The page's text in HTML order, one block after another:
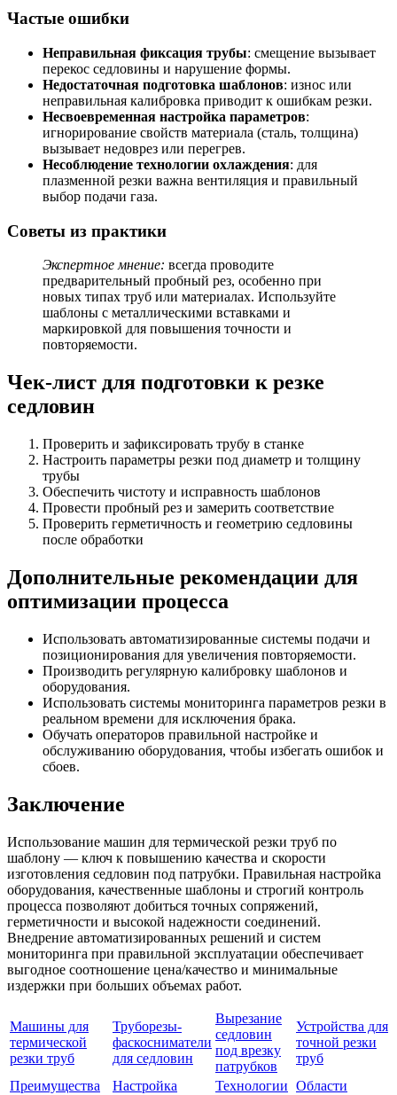
Частые ошибки
Неправильная фиксация трубы: смещение вызывает
перекос седловины и нарушение формы.
Недостаточная подготовка шаблонов: износ или
неправильная калибровка приводит к ошибкам резки.
Несвоевременная настройка параметров:
игнорирование свойств материала (сталь, толщина)
вызывает недоврез или перегрев.
Несоблюдение технологии охлаждения: для
плазменной резки важна вентиляция и правильный
выбор подачи газа.
Советы из практики
Экспертное мнение: всегда проводите
предварительный пробный рез, особенно при
новых типах труб или материалах. Используйте
шаблоны с металлическими вставками и
маркировкой для повышения точности и
повторяемости.
Чек-лист для подготовки к резке
седловин
Проверить и зафиксировать трубу в станке
Настроить параметры резки под диаметр и толщину
трубы
Обеспечить чистоту и исправность шаблонов
Провести пробный рез и замерить соответствие
Проверить герметичность и геометрию седловины
после обработки
Дополнительные рекомендации для
оптимизации процесса
Использовать автоматизированные системы подачи и
позиционирования для увеличения повторяемости.
Производить регулярную калибровку шаблонов и
оборудования.
Использовать системы мониторинга параметров резки в
реальном времени для исключения брака.
Обучать операторов правильной настройке и
обслуживанию оборудования, чтобы избегать ошибок и
сбоев.
Заключение
Использование машин для термической резки труб по
шаблону — ключ к повышению качества и скорости
изготовления седловин под патрубки. Правильная настройка
оборудования, качественные шаблоны и строгий контроль
процесса позволяют добиться точных сопряжений,
герметичности и высокой надежности соединений.
Внедрение автоматизированных решений и систем
мониторинга при правильной эксплуатации обеспечивает
выгодное соотношение цена/качество и минимальные
издержки при больших объемах работ.
Машины для
термической
резки труб
Труборезы-
фаскосниматели
для седловин
Вырезание
седловин
под врезку
патрубков
Устройства для
точной резки
труб
Преимущества
Настройка
Технологии Области